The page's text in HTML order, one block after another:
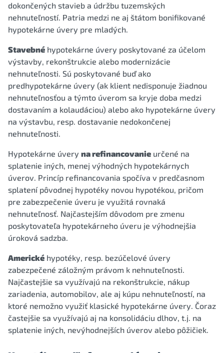
dokončených stavieb a údržbu tuzemských
nehnuteľností. Patria medzi ne aj štátom bonifikované
hypotekárne úvery pre mladých.
Stavebné hypotekárne úvery poskytované za účelom
výstavby, rekonštrukcie alebo modernizácie
nehnuteľnosti. Sú poskytované buď ako
predhypotekárne úvery (ak klient nedisponuje žiadnou
nehnuteľnosťou a týmto úverom sa kryje doba medzi
dostavaním a kolaudáciou) alebo ako hypotekárne úvery
na výstavbu, resp. dostavanie nedokončenej
nehnuteľnosti.
Hypotekárne úvery na refinancovanie určené na
splatenie iných, menej výhodných hypotekárnych
úverov. Princíp refinancovania spočíva v predčasnom
splatení pôvodnej hypotéky novou hypotékou, pričom
pre zabezpečenie úveru je využitá rovnaká
nehnuteľnosť. Najčastejším dôvodom pre zmenu
poskytovateľa hypotekárneho úveru je výhodnejšia
úroková sadzba.
Americké hypotéky, resp. bezúčelové úvery
zabezpečené záložným právom k nehnuteľnosti.
Najčastejšie sa využívajú na rekonštrukcie, nákup
zariadenia, automobilov, ale aj kúpu nehnuteľností, na
ktoré nemožno využiť klasické hypotekárne úvery. Čoraz
častejšie sa využívajú aj na konsolidáciu dlhov, t.j. na
splatenie iných, nevýhodnejších úverov alebo pôžičiek.